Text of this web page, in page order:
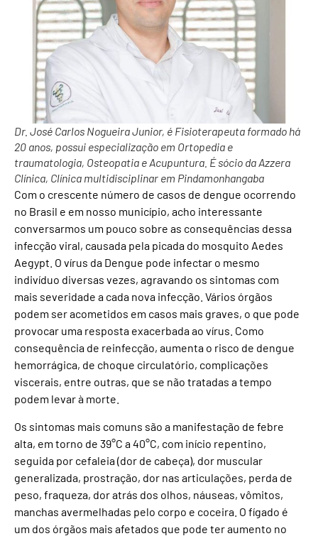
Dr. José Carlos Nogueira Junior, é Fisioterapeuta formado há
20 anos, possui especialização em Ortopedia e
traumatologia, Osteopatia e Acupuntura. É sócio da Azzera
Clínica, Clínica multidisciplinar em Pindamonhangaba
Com o crescente número de casos de dengue ocorrendo
no Brasil e em nosso município, acho interessante
conversarmos um pouco sobre as consequências dessa
infecção viral, causada pela picada do mosquito Aedes
Aegypt. O vírus da Dengue pode infectar o mesmo
indivíduo diversas vezes, agravando os sintomas com
mais severidade a cada nova infecção. Vários órgãos
podem ser acometidos em casos mais graves, o que pode
provocar uma resposta exacerbada ao vírus. Como
consequência de reinfecção, aumenta o risco de dengue
hemorrágica, de choque circulatório, complicações
viscerais, entre outras, que se não tratadas a tempo
podem levar à morte.
Os sintomas mais comuns são a manifestação de febre
alta, em torno de 39°C a 40°C, com início repentino,
seguida por cefaleia (dor de cabeça), dor muscular
generalizada, prostração, dor nas articulações, perda de
peso, fraqueza, dor atrás dos olhos, náuseas, vômitos,
manchas avermelhadas pelo corpo e coceira. O fígado é
um dos órgãos mais afetados que pode ter aumento no